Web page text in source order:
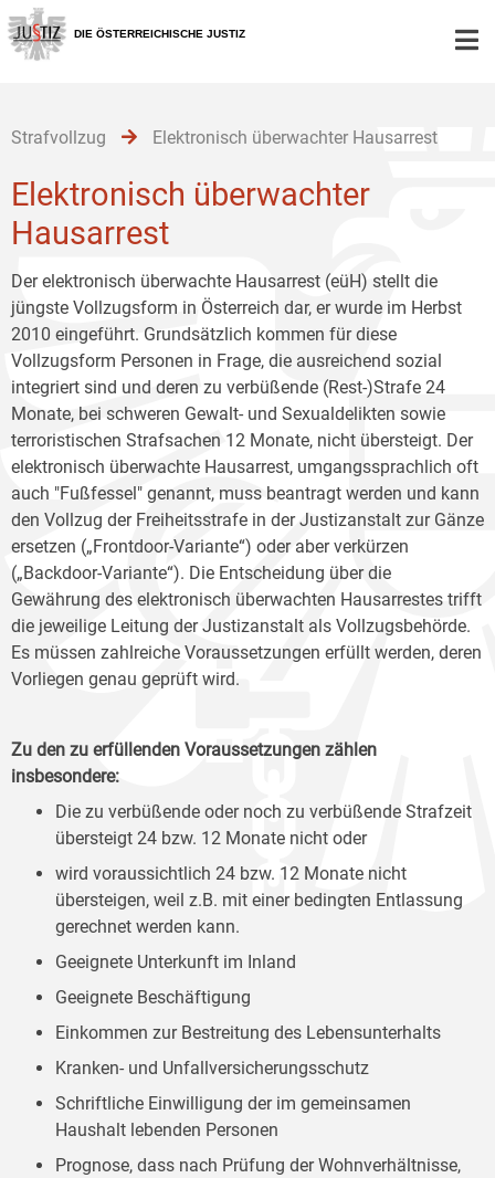
Zur
Hauptnavigation
[1]
Zum
Inhalt
[2]
Zum
Untermenü
[3]
DIE ÖSTERREICHISCHE JUSTIZ
Strafvollzug Elektronisch überwachter Hausarrest
Elektronisch überwachter
Hausarrest
Der elektronisch überwachte Hausarrest (eüH) stellt die
jüngste Vollzugsform in Österreich dar, er wurde im Herbst
2010 eingeführt. Grundsätzlich kommen für diese
Vollzugsform Personen in Frage, die ausreichend sozial
integriert sind und deren zu verbüßende (Rest-)Strafe 24
Monate, bei schweren Gewalt- und Sexualdelikten sowie
terroristischen Strafsachen 12 Monate, nicht übersteigt. Der
elektronisch überwachte Hausarrest, umgangssprachlich oft
auch "Fußfessel" genannt, muss beantragt werden und kann
den Vollzug der Freiheitsstrafe in der Justizanstalt zur Gänze
ersetzen („Frontdoor-Variante“) oder aber verkürzen
(„Backdoor-Variante“). Die Entscheidung über die
Gewährung des elektronisch überwachten Hausarrestes trifft
die jeweilige Leitung der Justizanstalt als Vollzugsbehörde.
Es müssen zahlreiche Voraussetzungen erfüllt werden, deren
Vorliegen genau geprüft wird.
Zu den zu erfüllenden Voraussetzungen zählen
insbesondere:
Die zu verbüßende oder noch zu verbüßende Strafzeit
übersteigt 24 bzw. 12 Monate nicht oder
wird voraussichtlich 24 bzw. 12 Monate nicht
übersteigen, weil z.B. mit einer bedingten Entlassung
gerechnet werden kann.
Geeignete Unterkunft im Inland
Geeignete Beschäftigung
Einkommen zur Bestreitung des Lebensunterhalts
Kranken- und Unfallversicherungsschutz
Schriftliche Einwilligung der im gemeinsamen
Haushalt lebenden Personen
Prognose, dass nach Prüfung der Wohnverhältnisse,